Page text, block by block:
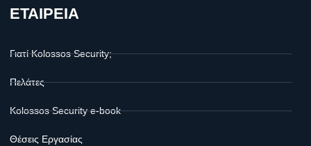
ΕΤΑΙΡΕΙΑ
Γιατί Kolossos Security;
Πελάτες
Kolossos Security e-book
Θέσεις Εργασίας